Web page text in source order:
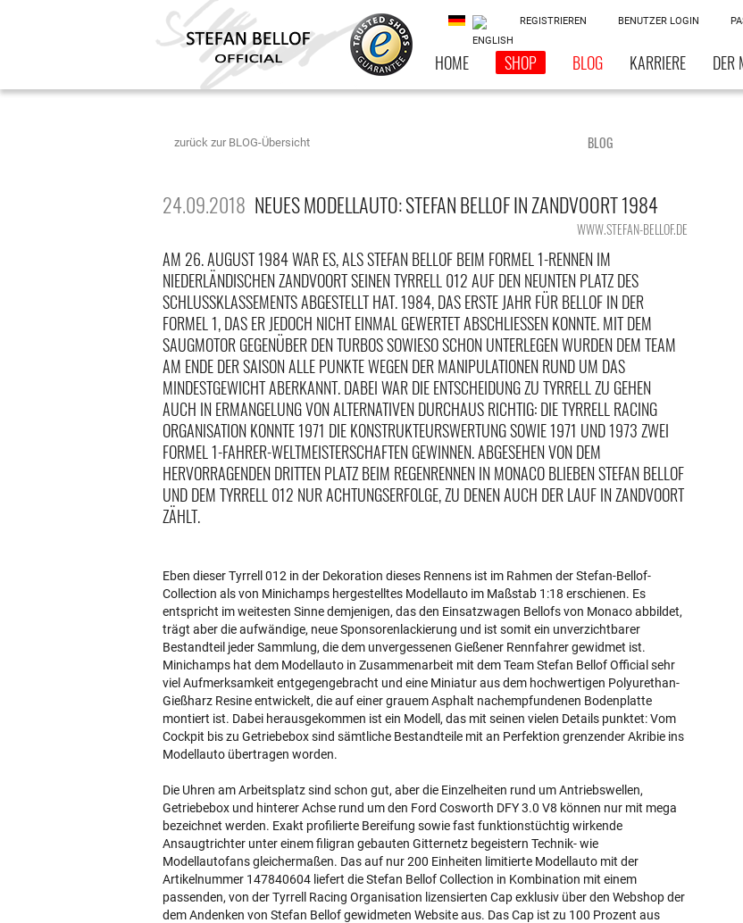
REGISTRIEREN BENUTZER LOGIN
HOME SHOP BLOG KARRIERE DER
zurück zur BLOG-Übersicht BLOG
24.09.2018 NEUES MODELLAUTO: STEFAN BELLOF IN ZANDVOORT 1984
WWW.STEFAN-BELLOF.DE
AM 26. AUGUST 1984 WAR ES, ALS STEFAN BELLOF BEIM FORMEL 1-RENNEN IM
NIEDERLÄNDISCHEN ZANDVOORT SEINEN TYRRELL 012 AUF DEN NEUNTEN PLATZ DES
SCHLUSSKLASSEMENTS ABGESTELLT HAT. 1984, DAS ERSTE JAHR FÜR BELLOF IN DER
FORMEL 1, DAS ER JEDOCH NICHT EINMAL GEWERTET ABSCHLIESSEN KONNTE. MIT DEM S
AUGMOTOR GEGENÜBER DEN TURBOS SOWIESO SCHON UNTERLEGEN WURDEN DEM TEAM A
M ENDE DER SAISON ALLE PUNKTE WEGEN DER MANIPULATIONEN RUND UM DAS M
INDESTGEWICHT ABERKANNT. DABEI WAR DIE ENTSCHEIDUNG ZU TYRRELL ZU GEHEN A
UCH IN ERMANGELUNG VON ALTERNATIVEN DURCHAUS RICHTIG: DIE TYRRELL RACING O
RGANISATION KONNTE 1971 DIE KONSTRUKTEURSWERTUNG SOWIE 1971 UND 1973 ZWEI F
ORMEL 1-FAHRER-WELTMEISTERSCHAFTEN GEWINNEN. ABGESEHEN VON DEM H
ERVORRAGENDEN DRITTEN PLATZ BEIM REGENRENNEN IN MONACO BLIEBEN STEFAN BELLOF U
ND DEM TYRRELL 012 NUR ACHTUNGSERFOLGE, ZU DENEN AUCH DER LAUF IN ZANDVOORT Z
ÄHLT.
Eben dieser Tyrrell 012 in der Dekoration dieses Rennens ist im Rahmen der Stefan-Bellof-
Collection als von Minichamps hergestelltes Modellauto im Maßstab 1:18 erschienen. Es
entspricht im weitesten Sinne demjenigen, das den Einsatzwagen Bellofs von Monaco abbildet,
trägt aber die aufwändige, neue Sponsorenlackierung und ist somit ein unverzichtbarer
Bestandteil jeder Sammlung, die dem unvergessenen Gießener Rennfahrer gewidmet ist.
Minichamps hat dem Modellauto in Zusammenarbeit mit dem Team Stefan Bellof Official sehr
viel Aufmerksamkeit entgegengebracht und eine Miniatur aus dem hochwertigen Polyurethan-
Gießharz Resine entwickelt, die auf einer grauem Asphalt nachempfundenen Bodenplatte
montiert ist. Dabei herausgekommen ist ein Modell, das mit seinen vielen Details punktet: Vom
Cockpit bis zu Getriebebox sind sämtliche Bestandteile mit an Perfektion grenzender Akribie ins
Modellauto übertragen worden.
Die Uhren am Arbeitsplatz sind schon gut, aber die Einzelheiten rund um Antriebswellen,
Getriebebox und hinterer Achse rund um den Ford Cosworth DFY 3.0 V8 können nur mit mega
bezeichnet werden. Exakt profilierte Bereifung sowie fast funktionstüchtig wirkende
Ansaugtrichter unter einem filigran gebauten Gitternetz begeistern Technik- wie
Modellautofans gleichermaßen. Das auf nur 200 Einheiten limitierte Modellauto mit der
Artikelnummer 147840604 liefert die Stefan Bellof Collection in Kombination mit einem
passenden, von der Tyrrell Racing Organisation lizensierten Cap exklusiv über den Webshop der
dem Andenken von Stefan Bellof gewidmeten Website aus. Das Cap ist zu 100 Prozent aus